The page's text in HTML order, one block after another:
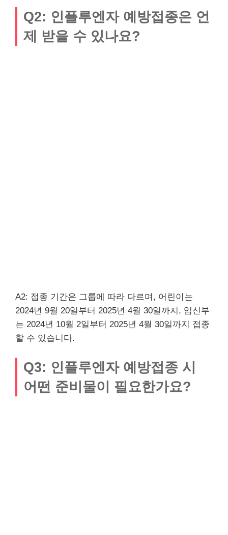
Q2: 인플루엔자 예방접종은 언
제 받을 수 있나요?
A2: 접종 기간은 그룹에 따라 다르며, 어린이는
2024년 9월 20일부터 2025년 4월 30일까지, 임신부
는 2024년 10월 2일부터 2025년 4월 30일까지 접종
할 수 있습니다.
Q3: 인플루엔자 예방접종 시
어떤 준비물이 필요한가요?